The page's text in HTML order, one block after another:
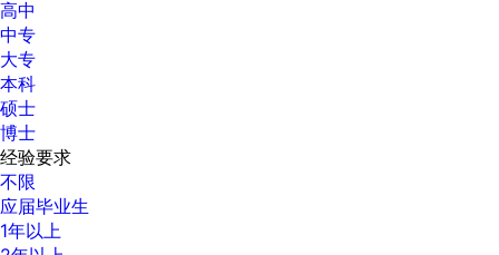
高中
中专
大专
本科
硕士
博士
经验要求
不限
应届毕业生
1年以上